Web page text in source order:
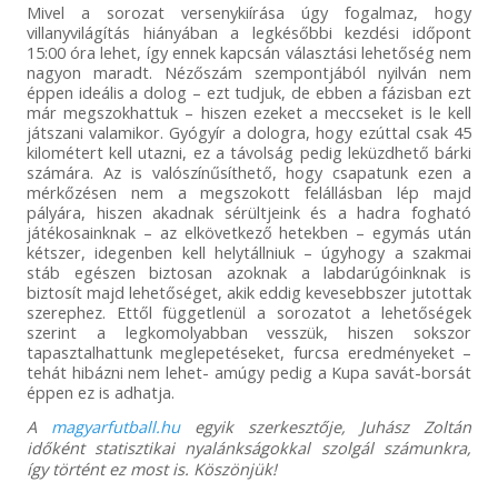
Mivel a sorozat versenykiírása úgy fogalmaz, hogy
villanyvilágítás hiányában a legkésőbbi kezdési időpont
15:00 óra lehet, így ennek kapcsán választási lehetőség nem
nagyon maradt. Nézőszám szempontjából nyilván nem
éppen ideális a dolog – ezt tudjuk, de ebben a fázisban ezt
már megszokhattuk – hiszen ezeket a meccseket is le kell
játszani valamikor. Gyógyír a dologra, hogy ezúttal csak 45
kilométert kell utazni, ez a távolság pedig leküzdhető bárki
számára. Az is valószínűsíthető, hogy csapatunk ezen a
mérkőzésen nem a megszokott felállásban lép majd
pályára, hiszen akadnak sérültjeink és a hadra fogható
játékosainknak – az elkövetkező hetekben – egymás után
kétszer, idegenben kell helytállniuk – úgyhogy a szakmai
stáb egészen biztosan azoknak a labdarúgóinknak is
biztosít majd lehetőséget, akik eddig kevesebbszer jutottak
szerephez. Ettől függetlenül a sorozatot a lehetőségek
szerint a legkomolyabban vesszük, hiszen sokszor
tapasztalhattunk meglepetéseket, furcsa eredményeket –
tehát hibázni nem lehet- amúgy pedig a Kupa savát-borsát
éppen ez is adhatja.
A magyarfutball.huegyik szerkesztője, Juhász Zoltán
időként statisztikai nyalánkságokkal szolgál számunkra,
így történt ez most is. Köszönjük!